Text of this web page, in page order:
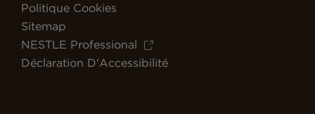
Politique Cookies
Sitemap
NESTLE Professional
Déclaration D'Accessibilité